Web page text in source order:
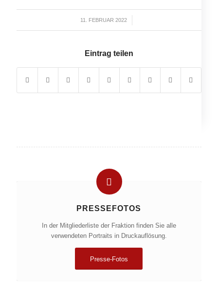
11. FEBRUAR 2022
/
Eintrag teilen
PRESSEFOTOS
In der Mitgliederliste der Fraktion finden Sie alle
verwendeten Portraits in Druckauflösung.
Presse-Fotos